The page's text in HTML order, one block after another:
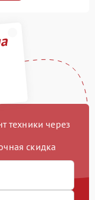
техники через
скидка